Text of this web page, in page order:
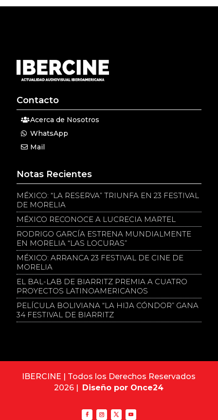
Contacto
Acerca de Nosotros
WhatsApp
Mail
Notas Recientes
MÉXICO: “LA RESERVA” TRIUNFA EN 23 FESTIVAL
DE MORELIA
MÉXICO RECONOCE A LUCRECIA MARTEL
RODRIGO GARCÍA ESTRENA MUNDIALMENTE
EN MORELIA “LAS LOCURAS”
MÉXICO: ARRANCA 23 FESTIVAL DE CINE DE
MORELIA
EL BAL-LAB DE BIARRITZ PREMIA A CUATRO
PROYECTOS LATINOAMERICANOS
PELÍCULA BOLIVIANA “LA HIJA CÓNDOR” GANA
34 FESTIVAL DE BIARRITZ
IBERCINE | Todos los Derechos Reservados
2026 | Diseño por Once24